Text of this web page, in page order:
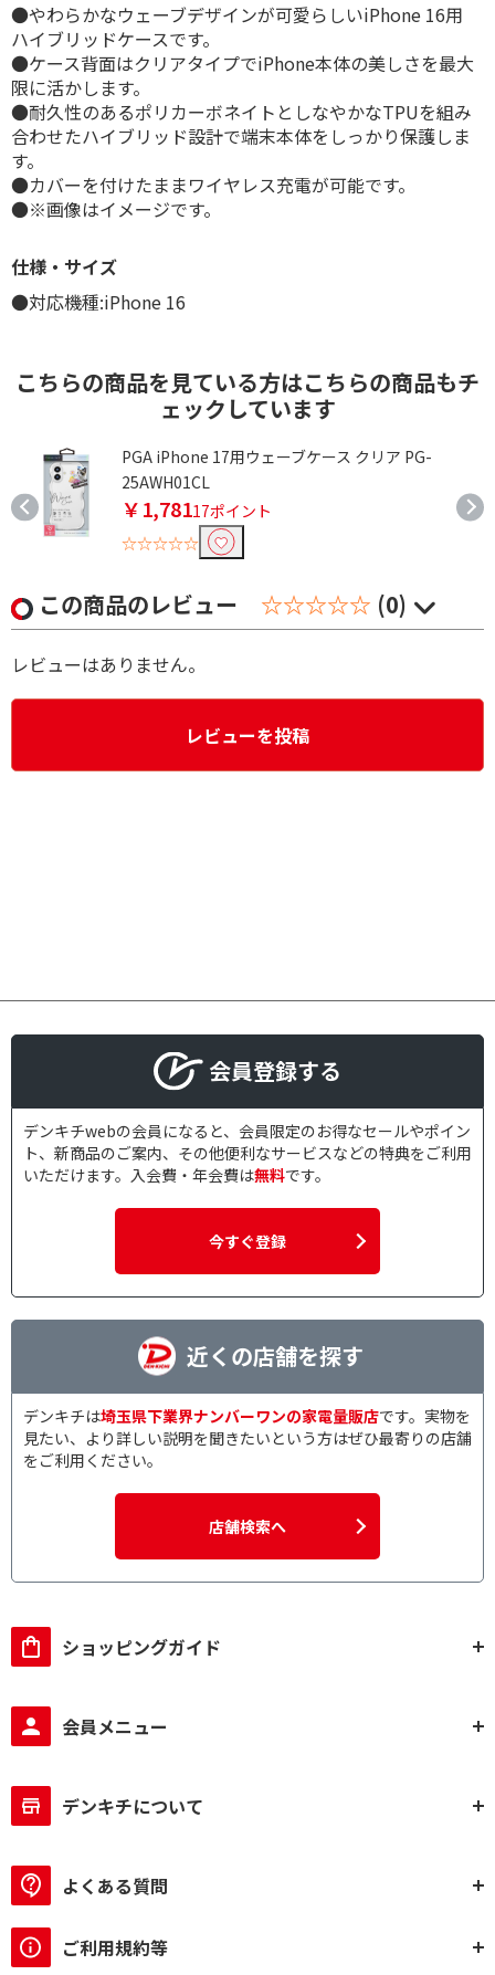
●やわらかなウェーブデザインが可愛らしいiPhone 16用
ハイブリッドケースです。
●ケース背面はクリアタイプでiPhone本体の美しさを最大
限に活かします。
●耐久性のあるポリカーボネイトとしなやかなTPUを組み
合わせたハイブリッド設計で端末本体をしっかり保護しま
す。
●カバーを付けたままワイヤレス充電が可能です。
●※画像はイメージです。
仕様・サイズ
●対応機種:iPhone 16
こちらの商品を見ている方はこちらの商品もチ
ェックしています
PGA iPhone 17用ウェーブケース クリア PG-
25AWH01CL
￥1,78117ポイント
☆☆☆☆☆
この商品のレビュー ☆☆☆☆☆ (0)
レビューはありません。
レビューを投稿
会員登録する
デンキチwebの会員になると、会員限定のお得なセールやポイン
ト、新商品のご案内、その他便利なサービスなどの特典をご利用
いただけます。入会費・年会費は無料です。
今すぐ登録
近くの店舗を探す
デンキチは埼玉県下業界ナンバーワンの家電量販店です。実物を
見たい、より詳しい説明を聞きたいという方はぜひ最寄りの店舗
をご利用ください。
店舗検索へ
ショッピングガイド
会員メニュー
デンキチについて
よくある質問
ご利用規約等